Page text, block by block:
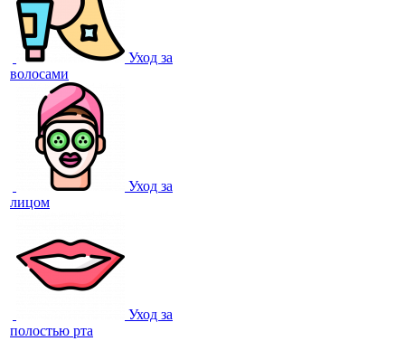
Уход за
волосами
Уход за
лицом
Уход за
полостью рта